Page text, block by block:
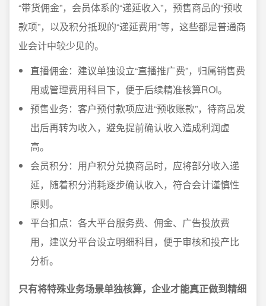
“带货佣金”，会员体系的“递延收入”，预售商品的“预收
款项”，以及积分抵现的“递延费用”等，这些都是普通商
业会计中较少见的。
直播佣金：建议单独设立“直播推广费”，归属销售费
用或管理费用科目下，便于后续精准核算ROI。
预售业务：客户预付款项应进“预收账款”，待商品发
出后再转为收入，避免提前确认收入造成利润虚
高。
会员积分：用户积分兑换商品时，应将部分收入递
延，随着积分消耗逐步确认收入，符合会计谨慎性
原则。
平台扣点：各大平台服务费、佣金、广告投放费
用，建议分平台设立明细科目，便于审核和投产比
分析。
只有将特殊业务场景单独核算，企业才能真正做到精细